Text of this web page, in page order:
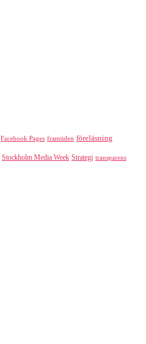
Facebook Pages framtiden föreläsning
Stockholm Media Week Strategi transparens